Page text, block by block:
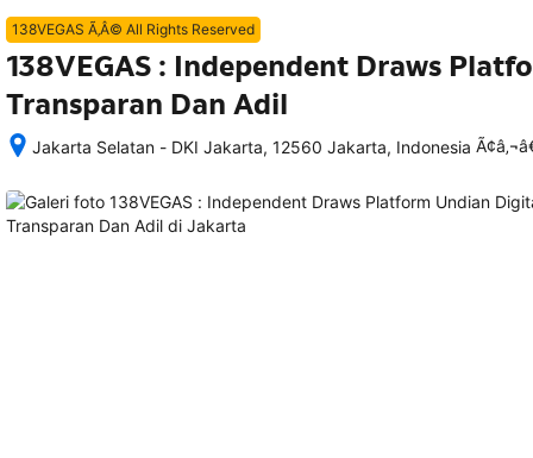
138VEGAS Ã‚Â© All Rights Reserved
138VEGAS : Independent Draws
Transparan Dan Adil
Jakarta Selatan - DKI Jakarta, 12560 Jakarta, Indonesia
memesan,
rincian